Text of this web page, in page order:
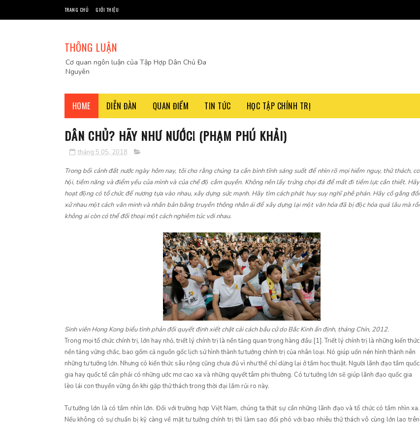
TRANG CHỦ GIỚI THIỆU
THÔNG LUẬN
Cơ quan ngôn luận của Tập Hợp Dân Chủ Đa
Nguyên
HOME DIỄN ĐÀN QUAN ĐIỂM TIN TỨC HỌC TẬP CHÍNH TRỊ
DÂN CHỦ? HÃY NHƯ NƯỚC! (PHẠM PHÚ KHẢI)
tháng 5 05, 2018
Trong bối cảnh đất nước ngày hôm nay, tôi cho rằng chúng ta cần bình tĩnh sáng suốt để nhìn rõ mọi hiểm nguy, thử thách, cơ
hội, tiềm năng và điểm yếu của mình và của chế độ cầm quyền. Không nên lấy trứng chọi đá để mất đi tiềm lực cần thiết. Hãy
hoạt động có tổ chức để nương tựa vào nhau, xây dựng sức mạnh. Hãy tìm cách phát huy suy nghĩ phê phán. Hãy cố gắng đối
xử nhau một cách văn minh và nhân bản bằng truyền thông nhân ái để xây dựng lại một văn hóa đã bị độc hóa quá lâu mà rồi
không ai còn có thể đối thoại một cách nghiêm túc với nhau.
Sinh viên Hong Kong biểu tình phản đối quyết định xiết chặt cải cách bầu cử do Bắc Kinh ấn định, tháng Chín, 2012.
Trong mọi tổ chức chính trị, lớn hay nhỏ, triết lý chính trị là nền tảng quan trọng hàng đầu [1]. Triết lý chính trị là những kiến thức
nền tảng vững chắc, bao gồm cả nguồn gốc lịch sử hình thành tư tưởng chính trị của nhân loại. Nó giúp uốn nén hình thành nên
những tư tưởng lớn. Nhưng có kiến thức sâu rộng cũng chưa đủ vì như thế chỉ dừng lại ở tầm học thuật. Người lãnh đạo tầm quốc
gia hay quốc tế cần phải có những ước mơ cao xa và những quyết tâm phi thường. Có tư tưởng lớn sẽ giúp lãnh đạo quốc gia
lèo lái con thuyền vững ổn khi gặp thử thách trong thời đại lắm rủi ro này.
Tư tưởng lớn là có tầm nhìn lớn. Đối với trường hợp Việt Nam, chúng ta thật sự cần những lãnh đạo và tổ chức có tầm nhìn xa.
Nếu không có sự chuẩn bị kỹ càng về mặt tư tưởng chính trị thì làm sao đối phó với bao nhiêu thử thách vô cùng lớn lao trên